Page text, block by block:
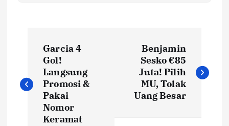
v
Garcia 4
Gol!
Langsung
Promosi &
Pakai
Nomor
Keramat
Benjamin
Sesko €85
Juta! Pilih
MU, Tolak
Uang Besar